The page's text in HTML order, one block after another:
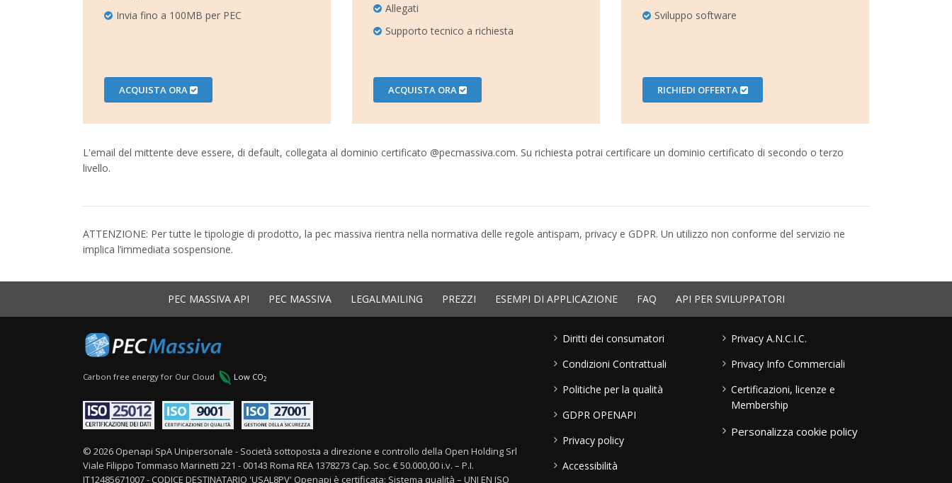
Invia fino a 100MB per PEC
ACQUISTA ORA
Allegati
Supporto tecnico a richiesta
ACQUISTA ORA
Sviluppo software
RICHIEDI OFFERTA
L'email del mittente deve essere, di default, collegata al dominio certificato @pecmassiva.com. Su richiesta potrai certificare un dominio certificato di secondo o terzo
livello.
ATTENZIONE: Per tutte le tipologie di prodotto, la pec massiva rientra nella normativa delle regole antispam, privacy e GDPR. Un utilizzo non conforme del servizio ne
implica l’immediata sospensione.
PEC MASSIVA API PEC MASSIVA LEGALMAILING PREZZI ESEMPI DI APPLICAZIONE FAQ API PER SVILUPPATORI
Carbon free energy for Our Cloud Low CO2
© 2026 Openapi SpA Unipersonale - Società sottoposta a direzione e controllo della Open Holding Srl
Viale Filippo Tommaso Marinetti 221 - 00143 Roma REA 1378273 Cap. Soc. € 50.000,00 i.v. – P.I.
IT12485671007 - CODICE DESTINATARIO 'USAL8PV' Openapi è certificata: Sistema qualità – UNI EN ISO
Diritti dei consumatori
Condizioni Contrattuali
Politiche per la qualità
GDPR OPENAPI
Privacy policy
Accessibilità
Privacy A.N.C.I.C.
Privacy Info Commerciali
Certificazioni, licenze e
Membership
Personalizza cookie policy